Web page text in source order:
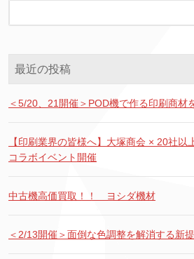
最近の投稿
＜5/20、21開催＞POD機で作る印刷商材
【印刷業界の皆様へ】大塚商会 × 20社
コラボイベント開催
中古機高価買取！！ ヨシダ機材
＜2/13開催＞面倒な色調整を解消する新